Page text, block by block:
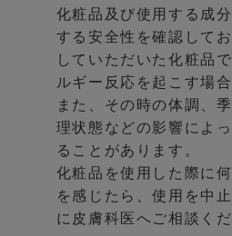
化粧品及び使用する成
する安全性を確認して
していただいた化粧品
ルギー反応を起こす場
また、その時の体調、
理状態などの影響によ
ることがあります。
化粧品を使用した際に
を感じたら、使用を中
に皮膚科医へご相談くだ